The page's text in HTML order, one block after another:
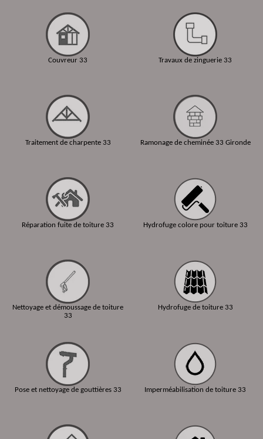
Couvreur 33
Traitement de charpente 33
Réparation fuite de toiture 33
Nettoyage et démoussage de toiture
33
Pose et nettoyage de gouttières 33
Travaux de zinguerie 33
Ramonage de cheminée 33 Gironde
Hydrofuge colore pour toiture 33
Hydrofuge de toiture 33
Imperméabilisation de toiture 33